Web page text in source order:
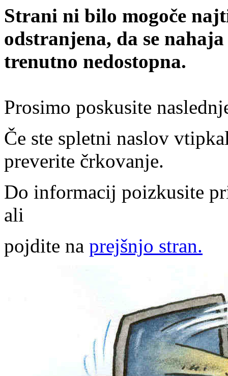
Strani ni bilo mogoče
odstranjena, da se
trenutno nedostopna.
Prosimo poskusite
Če ste spletni naslov
preverite črkovanje.
Do informacij poizkusite
ali
pojdite na prejšnjo stran.